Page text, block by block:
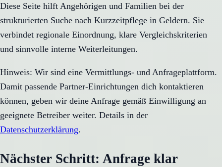
Diese Seite hilft Angehörigen und Familien bei der
strukturierten Suche nach Kurzzeitpflege in Geldern. Sie
verbindet regionale Einordnung, klare Vergleichskriterien
und sinnvolle interne Weiterleitungen.
Hinweis: Wir sind eine Vermittlungs- und Anfrageplattform.
Damit passende Partner-Einrichtungen dich kontaktieren
können, geben wir deine Anfrage gemäß Einwilligung an
geeignete Betreiber weiter. Details in der
Datenschutzerklärung.
Nächster Schritt: Anfrage klar